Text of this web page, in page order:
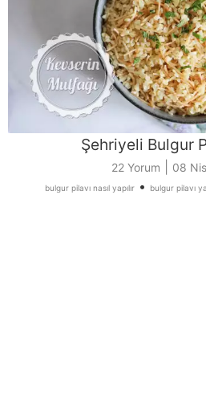
Şehriyeli Bulgur
22 Yorum 08
bulgur pilavı nasıl yapılır• bulgur pilavı